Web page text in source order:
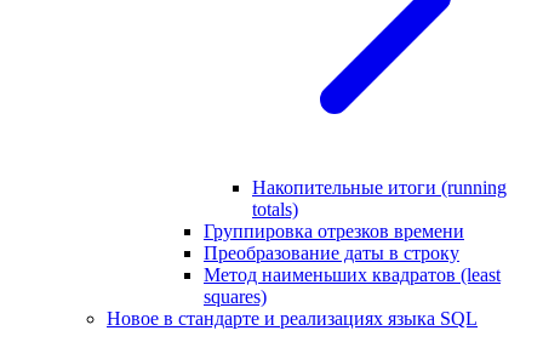
Накопительные итоги (running
totals)
Группировка отрезков времени
Преобразование даты в строку
Метод наименьших квадратов (least
squares)
Новое в стандарте и реализациях языка SQL